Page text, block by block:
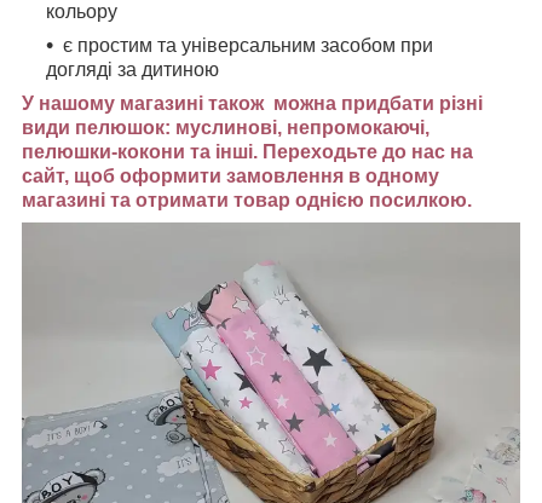
кольору
є простим та універсальним засобом при
догляді за дитиною
У нашому магазині також можна придбати різні
види пелюшок: муслинові, непромокаючі,
пелюшки-кокони та інші. Переходьте до нас на
сайт, щоб оформити замовлення в одному
магазині та отримати товар однією посилкою.